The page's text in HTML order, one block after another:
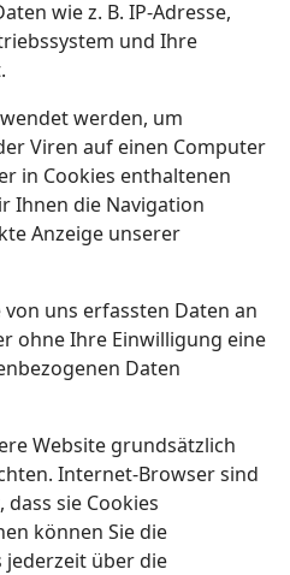
wie z. B. IP-Adresse,
und Ihre
werden, um
Viren auf einen Computer
in Cookies enthaltenen
Ihnen die Navigation
Anzeige unserer
uns erfassten Daten an
ohne Ihre Einwilligung eine
Daten
Website grundsätzlich
Internet-Browser sind
sie Cookies
können Sie die
jederzeit über die